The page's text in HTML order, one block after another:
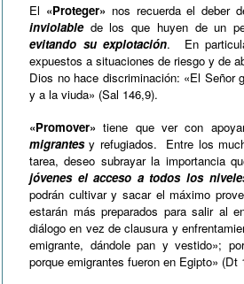
El «Proteger» nos recuerda el deber
inviolablede los que huyen de un
evitando su explotación.
En
expuestos a situaciones de riesgo y de
Dios no hace discriminación: «El Señor
y a la viuda» (Sal 146,9).
«Promover» tiene que ver con
migrantesy refugiados.
Entre los
tarea, deseo subrayar la importancia
jóvenes el acceso a todos los
podrán cultivar y sacar el máximo
estarán más preparados para salir al
diálogo en vez de clausura y
emigrante, dándole pan y vestido»;
porque emigrantes fueron en Egipto» (Dt